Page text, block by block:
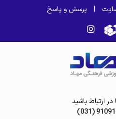
پرسش و پاسخ |
در ارتباط باشید
(031)